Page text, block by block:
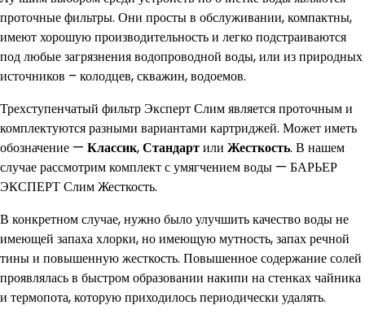
проточные фильтры. Они просты в обслуживании, компактны,
имеют хорошую производительность и легко подстраиваются
под любые загрязнения водопроводной воды, или из природных
источников – колодцев, скважин, водоемов.
Трехступенчатый фильтр Эксперт Слим является проточным и
комплектуются разными вариантами картриджей. Может иметь
обозначение — Классик,Стандартили Жесткость. В нашем
случае рассмотрим комплект с умягчением воды — БАРЬЕР
ЭКСПЕРТ Слим Жесткость.
В конкретном случае, нужно было улучшить качество воды не
имеющей запаха хлорки, но имеющую мутность, запах речной
тины и повышенную жесткость. Повышенное содержание солей
проявлялась в быстром образовании накипи на стенках чайника
и термопота, которую приходилось периодически удалять.